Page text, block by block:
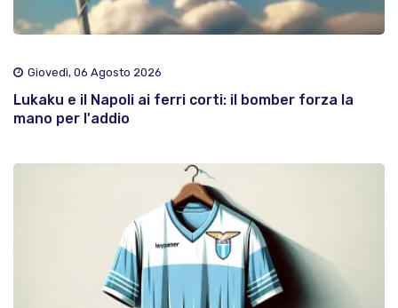
Giovedì, 06 Agosto 2026
Lukaku e il Napoli ai ferri corti: il bomber forza la
mano per l'addio